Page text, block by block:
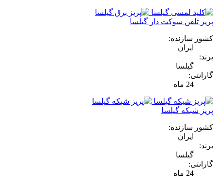
پریز تلفن سوکت دار گیلسا
کشور سازنده:
ایران
برند:
گیلسا
گارانتی:
24 ماه
پریز شبکه گیلسا
کشور سازنده:
ایران
برند:
گیلسا
گارانتی:
24 ماه